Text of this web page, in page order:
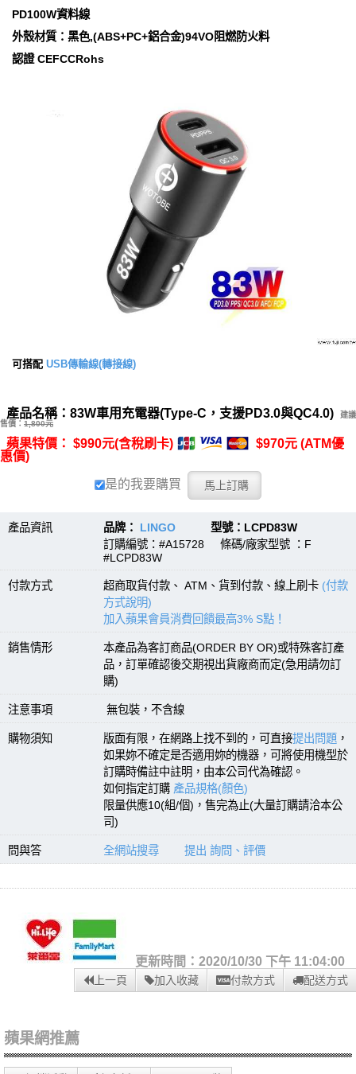
PD100W資料線
外殼材質：黑色,(ABS+PC+鋁合金)94VO阻燃防火料
認證 CEFCCRohs
可搭配 USB傳輸線(轉接線)
產品名稱：83W車用充電器(Type-C，支援PD3.0與QC4.0)
建議
售價： 1,800元
蘋果特價： $990元(含稅刷卡)
$970元 (ATM優
惠價)
是的我要購買
產品資訊 品牌： LINGO 型號：LCPD83W
訂購編號：#A15728 條碼/廠家型號 ：F
#LCPD83W
付款方式 超商取貨付款、 ATM、貨到付款、線上刷卡 (付款
方式說明)
加入蘋果會員消費回饋最高3% S點！
銷售情形
本產品為客訂商品(ORDER BY OR)或特殊客訂產
品，訂單確認後交期視出貨廠商而定(急用請勿訂
購)
注意事項 無包裝，不含線
購物須知 版面有限，在網路上找不到的，可直接提出問題 ，
如果妳不確定是否適用妳的機器，可將使用機型於
訂購時備註中註明，由本公司代為確認。
如何指定訂購 產品規格(顏色)
限量供應10(組/個)，售完為止(大量訂購請洽本公
司)
問與答 全網站搜尋 提出 詢問、評價
更新時間：2020/10/30 下午 11:04:00
上一頁 加入收藏 付款方式 配送方式
蘋果網推薦